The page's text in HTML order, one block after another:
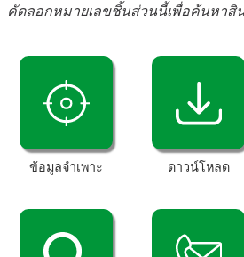
คัดลอกหมายเลขชิ้นส่วนนี้เพื่อค้นหาสิ
ข้อมูลจำเพาะ ดาวน์โหลด